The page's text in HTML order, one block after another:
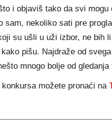
i objaviš tako da svi
sam, nekoliko sati pre
su ušli u uži izbor, ne bih
pišu. Najdraže od
mnogo bolje od
možete pronaći na